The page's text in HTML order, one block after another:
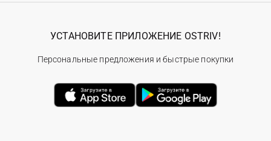
УСТАНОВИТЕ ПРИЛОЖЕНИЕ OSTRIV!
Персональные предложения и быстрые покупки